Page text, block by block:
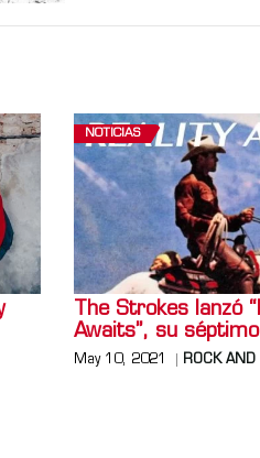
NOTICIAS
The Strokes lanzó
Awaits”, su
May 10, 2021 ROCK AND